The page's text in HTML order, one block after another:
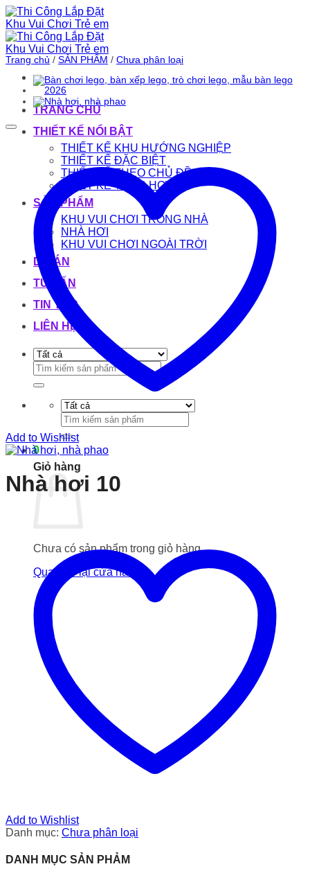
Bỏ
qua
nội
dung
TRANG CHỦ
THIẾT KẾ NỔI BẬT
THIẾT KẾ KHU HƯỚNG NGHIỆP
THIẾT KẾ ĐẶC BIỆT
THIẾT KẾ THEO CHỦ ĐỀ
THIẾT KẾ TỔNG HỢP
SẢN PHẨM
KHU VUI CHƠI TRONG NHÀ
NHÀ HƠI
KHU VUI CHƠI NGOÀI TRỜI
DỰ ÁN
TƯ VẤN
TIN TỨC
LIÊN HỆ
Tìm
kiếm:
Tìm
kiếm:
0
Giỏ hàng
Chưa có sản phẩm trong giỏ hàng.
Quay trở lại cửa hàng
Trang chủ / SẢN PHẨM / Chưa phân loại
Add to Wishlist
Nhà hơi 10
Add to Wishlist
Danh mục: Chưa phân loại
DANH MỤC SẢN PHẢM